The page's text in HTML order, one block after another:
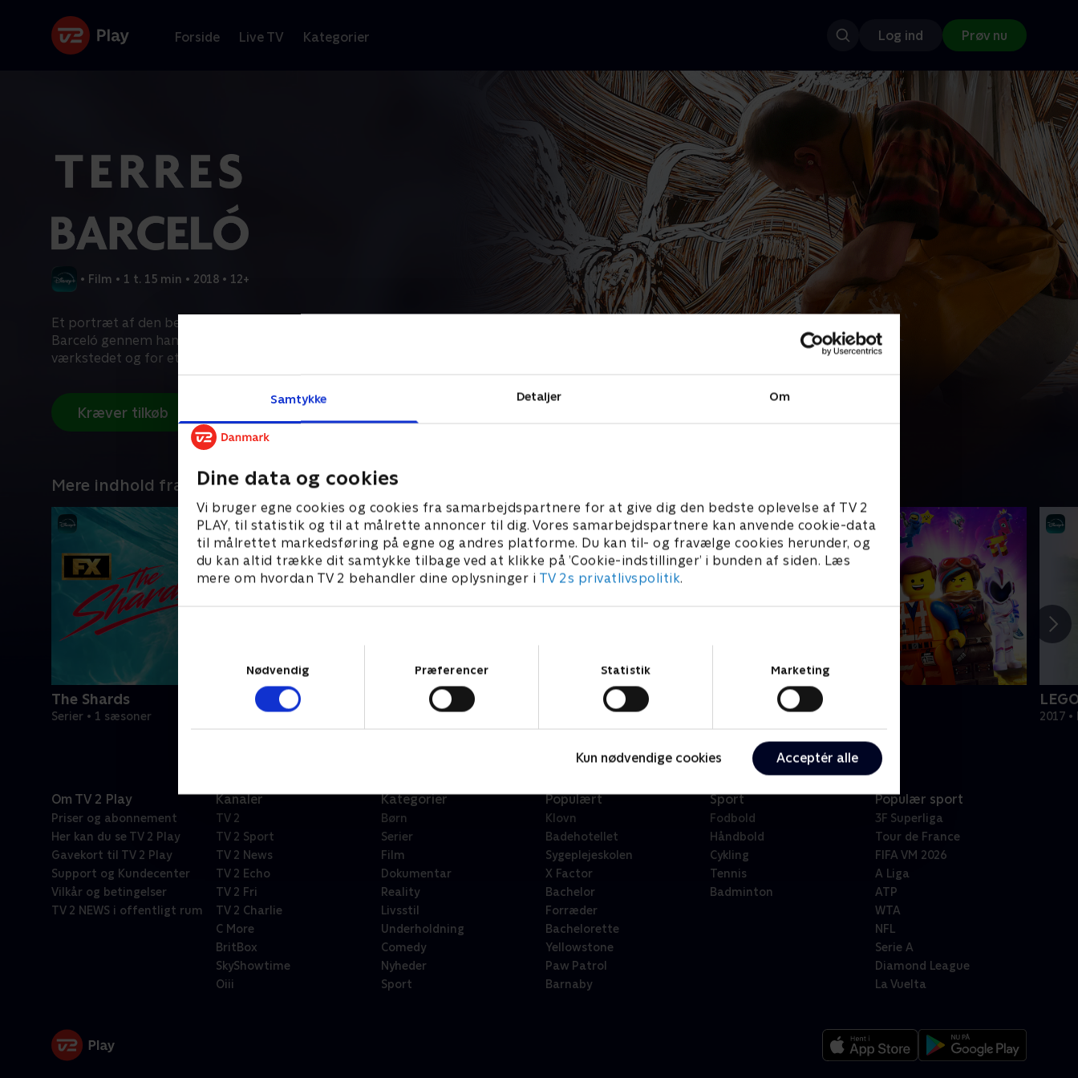
Samtykke Detaljer Om
Dine data og cookies
Vi bruger egne cookies og cookies fra samarbejdspartnere for at give dig den bedste oplevelse af TV 2
PLAY, til statistik og til at målrette annoncer til dig. Vores samarbejdspartnere kan anvende cookie-data
til målrettet markedsføring på egne og andres platforme. Du kan til- og fravælge cookies herunder, og
du kan altid trække dit samtykke tilbage ved at klikke på ’Cookie-indstillinger’ i bunden af siden. Læs
mere om hvordan TV 2 behandler dine oplysninger i TV 2s privatlivspolitik.
Nødvendig
Præferencer Statistik Marketing
Kun nødvendige cookies Acceptér alle
Forside Live TV Kategorier Log ind Prøv nu
• Film • 1 t. 15 min • 2018 • 12+
Et portræt af den betydningsfulde samtidskunstner Miquel
Barceló gennem hans skabelsesproces, altid på stedet, uden for
værkstedet og for et flygtigt liv.
Kræver tilkøb
Mere indhold fra Disney+
The Shards
Serier • 1 sæsoner
Star Wars: Visions Presents - The Ninth Jedi
Serier • 1 sæsoner
LEGO filmen 2
2019 • Film • 1 t. 47 min 2017
Om TV 2 Play
Priser og abonnement
Her kan du se TV 2 Play
Gavekort til TV 2 Play
Support og Kundecenter
Vilkår og betingelser
TV 2 NEWS i offentligt rum
Kanaler
TV 2
TV 2 Sport
TV 2 News
TV 2 Echo
TV 2 Fri
TV 2 Charlie
C More
BritBox
SkyShowtime
Oiii
Kategorier
Børn
Serier
Film
Dokumentar
Reality
Livsstil
Underholdning
Comedy
Nyheder
Sport
Populært
Klovn
Badehotellet
Sygeplejeskolen
X Factor
Bachelor
Forræder
Bachelorette
Yellowstone
Paw Patrol
Barnaby
Sport
Fodbold
Håndbold
Cykling
Tennis
Badminton
Populær sport
3F Superliga
Tour de France
FIFA VM 2026
A Liga
ATP
WTA
NFL
Serie A
Diamond League
La Vuelta